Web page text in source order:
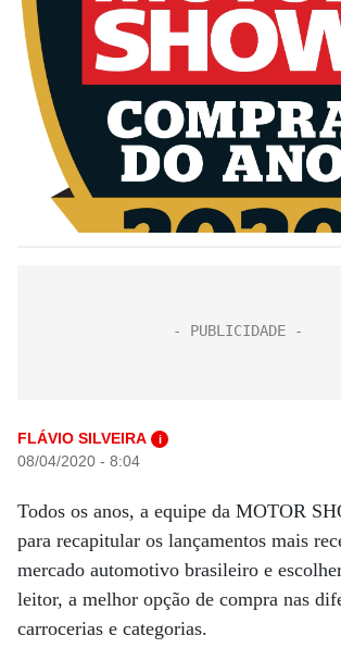
FLÁVIO SILVEIRA i
08/04/2020 - 8:04
Todos os anos, a equipe da MOTOR
para recapitular os lançamentos mais
mercado automotivo brasileiro e
leitor, a melhor opção de compra nas
carrocerias e categorias.